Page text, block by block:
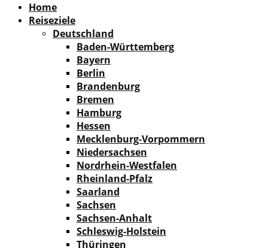
Home
Reiseziele
Deutschland
Baden-Württemberg
Bayern
Berlin
Brandenburg
Bremen
Hamburg
Hessen
Mecklenburg-Vorpommern
Niedersachsen
Nordrhein-Westfalen
Rheinland-Pfalz
Saarland
Sachsen
Sachsen-Anhalt
Schleswig-Holstein
Thüringen